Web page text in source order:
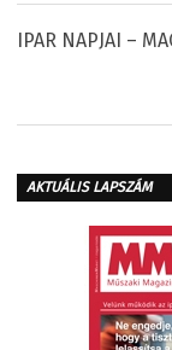
IPAR NAPJAI –
AKTUÁLIS LAPSZÁM